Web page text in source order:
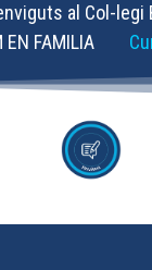
al Col-legi
EN FAMILIA